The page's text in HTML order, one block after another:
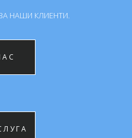
НАШИ КЛИЕНTИ.